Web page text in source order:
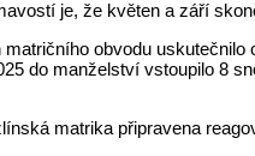
je, že květen a září
obvodu
do manželství vstoupilo 8
matrika připravena